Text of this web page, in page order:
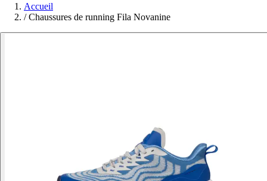
Accueil
/ Chaussures de running Fila Novanine